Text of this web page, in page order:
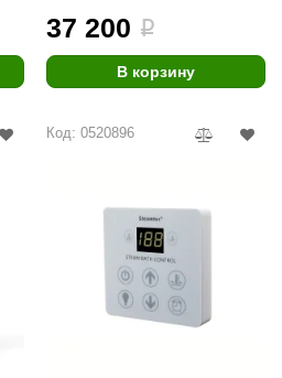
37 200 i
В корзину
Код: 0520896